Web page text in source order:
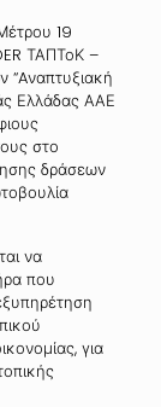
19
ΤΑΠΤοΚ –
“Aναπτυξιακή
Ελλάδας ΑΑΕ
στο
δράσεων
να
που
για